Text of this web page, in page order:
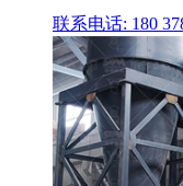
联系电话: 180